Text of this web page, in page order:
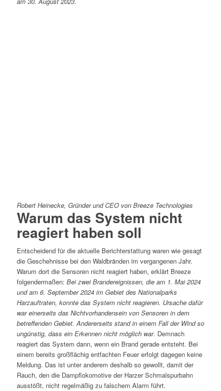
Robert Heinecke, Gründer und CEO von Breeze Technologies
Warum das System nicht
reagiert haben soll
Entscheidend für die aktuelle Berichterstattung waren wie gesagt
die Geschehnisse bei den Waldbränden im vergangenen Jahr.
Warum dort die Sensoren nicht reagiert haben, erklärt Breeze
folgendermaßen: Bei zwei Brandereignissen, die am 1. Mai 2024
und am 6. September 2024 im Gebiet des Nationalparks
Harzauftraten, konnte das System nicht reagieren. Ursache dafür
war einerseits das Nichtvorhandensein von Sensoren in dem
betreffenden Gebiet. Andererseits stand in einem Fall der Wind so
ungünstig, dass ein Erkennen nicht möglich war. Demnach
reagiert das System dann, wenn ein Brand gerade entsteht. Bei
einem bereits großflächig entfachten Feuer erfolgt dagegen keine
Meldung. Das ist unter anderem deshalb so gewollt, damit der
Rauch, den die Dampflokomotive der Harzer Schmalspurbahn
ausstößt, nicht regelmäßig zu falschem Alarm führt.